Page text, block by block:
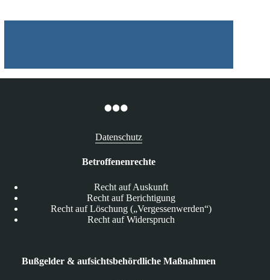
erheblichen
Datenschutz
Betroffenenrechte
Recht auf Auskunft
Recht auf Berichtigung
Recht auf Löschung („Vergessenwerden“)
Recht auf Widerspruch
Bußgelder & aufsichtsbehördliche Maßnahmen